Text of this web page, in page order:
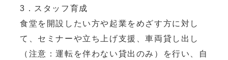
3．スタッフ育成
食堂を開設したい方や起業をめざす方に対し
て、セミナーや立ち上げ支援、車両貸し出し
（注意：運転を伴わない貸出のみ）を行い、自